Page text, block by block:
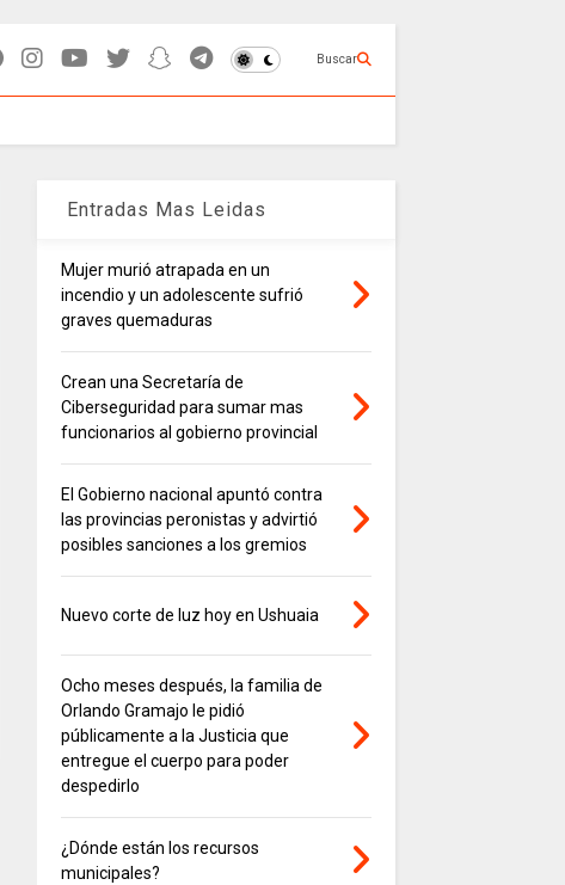
Buscar
Entradas Mas Leidas
Mujer murió atrapada en un
incendio y un adolescente sufrió
graves quemaduras
Crean una Secretaría de
Ciberseguridad para sumar mas
funcionarios al gobierno provincial
El Gobierno nacional apuntó contra
las provincias peronistas y advirtió
posibles sanciones a los gremios
Nuevo corte de luz hoy en Ushuaia
Ocho meses después, la familia de
Orlando Gramajo le pidió
públicamente a la Justicia que
entregue el cuerpo para poder
despedirlo
¿Dónde están los recursos
municipales?